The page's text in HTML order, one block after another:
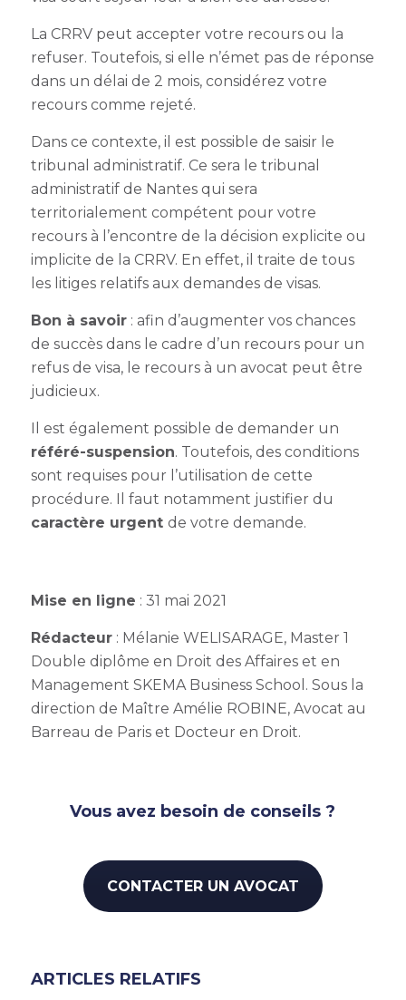
La CRRV peut accepter votre recours ou la
refuser. Toutefois, si elle n’émet pas de réponse
dans un délai de 2 mois, considérez votre
recours comme rejeté.
Dans ce contexte, il est possible de saisir le
tribunal administratif. Ce sera le tribunal
administratif de Nantes qui sera
territorialement compétent pour votre
recours à l’encontre de la décision explicite ou
implicite de la CRRV. En effet, il traite de tous
les litiges relatifs aux demandes de visas.
Bon à savoir: afin d’augmenter vos chances
de succès dans le cadre d’un recours pour un
refus de visa, le recours à un avocat peut être
judicieux.
Il est également possible de demander un
référé-suspension. Toutefois, des conditions
sont requises pour l’utilisation de cette
procédure. Il faut notamment justifier du
caractère urgent de votre demande.
Mise en ligne : 31 mai 2021
Rédacteur: Mélanie WELISARAGE, Master 1
Double diplôme en Droit des Affaires et en
Management SKEMA Business School. Sous la
direction de Maître Amélie ROBINE, Avocat au
Barreau de Paris et Docteur en Droit.
Vous avez besoin de conseils ?
CONTACTER UN AVOCAT
ARTICLES RELATIFS